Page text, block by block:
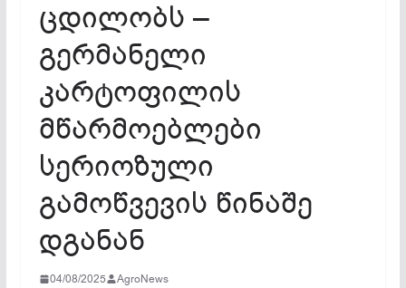
ცდილობს –
გერმანელი
კარტოფილის
მწარმოებლები
სერიოზული
გამოწვევის წინაშე
დგანან
04/08/2025 AgroNews